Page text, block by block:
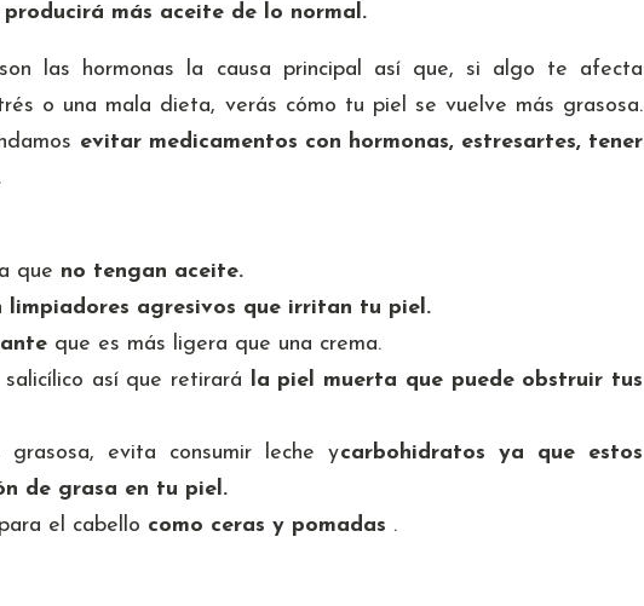
más aceite de lo normal.
las hormonas la causa principal así que, si algo te afecta
o una mala dieta, verás cómo tu piel se vuelve más grasosa.
evitar medicamentos con hormonas, estresartes, tener
que no tengan aceite.
limpiadores agresivos que irritan tu piel.
que es más ligera que una crema.
así que retirará la piel muerta que puede obstruir tus
evita consumir leche ycarbohidratos ya que estos
de grasa en tu piel.
el cabello como ceras y pomadas .